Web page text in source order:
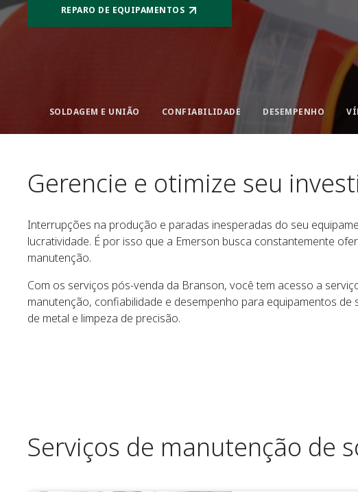
REPARO DE EQUIPAMENTOS
SOLDAGEM E UNIÃO CONFIABILIDADE DESEMPENHO
Gerencie e otimize seu
Interrupções na produção e paradas inesperadas do seu
lucratividade. É por isso que a Emerson busca constantemente
manutenção.
Com os serviços pós-venda da Branson, você tem acesso a
manutenção, confiabilidade e desempenho para equipamentos de
de metal e limpeza de precisão.
Serviços de manutenção de